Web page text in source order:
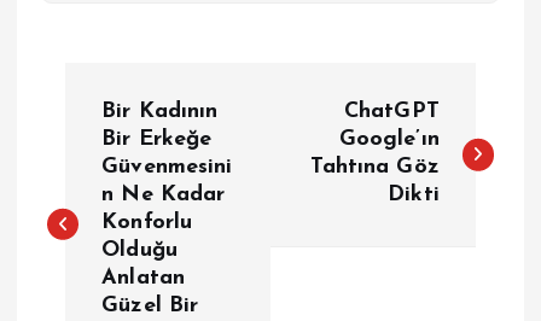
z
Bir Kadının
Bir Erkeğe
Güvenmesini
n Ne Kadar
Konforlu
Olduğu
Anlatan
Güzel Bir
ChatGPT
Google’ın
Tahtına Göz
Dikti